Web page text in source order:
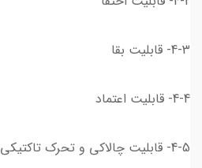
4-3- قابلیت بقا
4-4- قابلیت اعتماد
4-5- قابلیت چالاکی و تحرک تاکتیکی (قابلیت مانور)